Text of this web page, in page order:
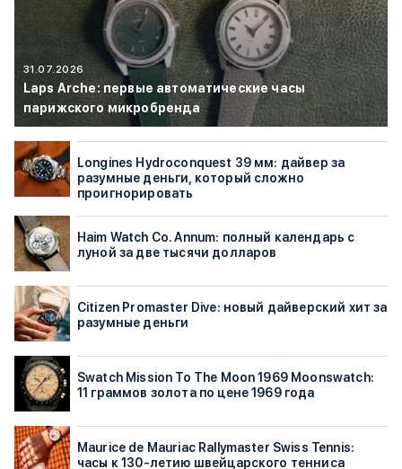
31.07.2026
Laps Arche: первые автоматические часы
парижского микробренда
Longines Hydroconquest 39 мм: дайвер за
разумные деньги, который сложно
проигнорировать
Haim Watch Co. Annum: полный календарь с
луной за две тысячи долларов
Citizen Promaster Dive: новый дайверский хит за
разумные деньги
Swatch Mission To The Moon 1969 Moonswatch:
11 граммов золота по цене 1969 года
Maurice de Mauriac Rallymaster Swiss Tennis:
часы к 130-летию швейцарского тенниса